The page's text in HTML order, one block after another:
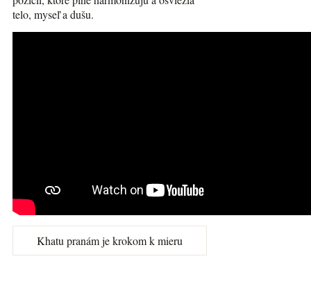
telo, myseľ a dušu.
Khatu pranám je krokom k mieru